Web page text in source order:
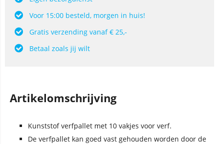
Voor 15:00 besteld, morgen in huis!
Gratis verzending vanaf € 25,-
Betaal zoals jij wilt
Artikelomschrijving
Kunststof verfpallet met 10 vakjes voor verf.
De verfpallet kan goed vast gehouden worden door de